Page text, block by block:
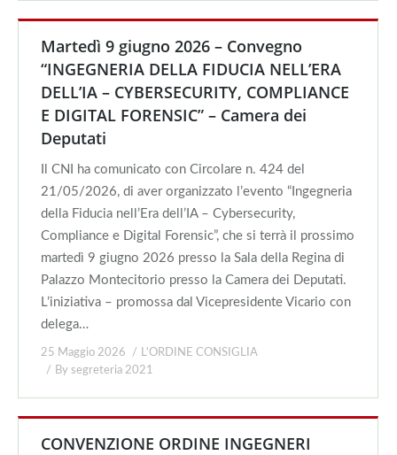
Martedì 9 giugno 2026 – Convegno
“INGEGNERIA DELLA FIDUCIA NELL’ERA
DELL’IA – CYBERSECURITY, COMPLIANCE
E DIGITAL FORENSIC” – Camera dei
Deputati
Il CNI ha comunicato con Circolare n. 424 del
21/05/2026, di aver organizzato l’evento “Ingegneria
della Fiducia nell’Era dell’IA – Cybersecurity,
Compliance e Digital Forensic”, che si terrà il prossimo
martedì 9 giugno 2026 presso la Sala della Regina di
Palazzo Montecitorio presso la Camera dei Deputati.
L’iniziativa – promossa dal Vicepresidente Vicario con
delega…
25 Maggio 2026
L'ORDINE CONSIGLIA
By segreteria 2021
CONVENZIONE ORDINE INGEGNERI